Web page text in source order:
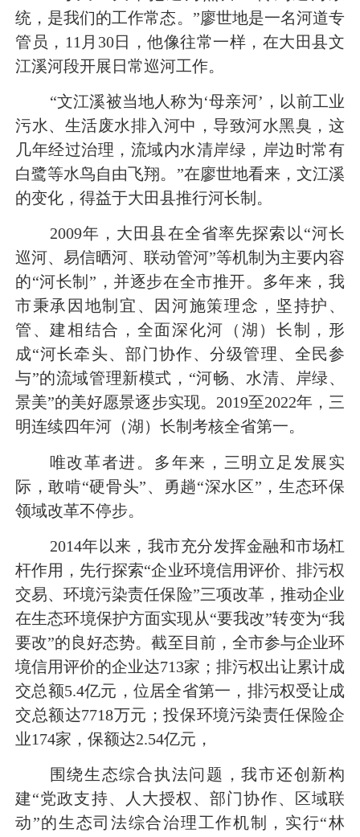
统，是我们的工作常态。”廖世地是一名河道专
管员，11月30日，他像往常一样，在大田县文
江溪河段开展日常巡河工作。
“文江溪被当地人称为‘母亲河’，以前工业
污水、生活废水排入河中，导致河水黑臭，这
几年经过治理，流域内水清岸绿，岸边时常有
白鹭等水鸟自由飞翔。”在廖世地看来，文江溪
的变化，得益于大田县推行河长制。
2009年，大田县在全省率先探索以“河长
巡河、易信晒河、联动管河”等机制为主要内容
的“河长制”，并逐步在全市推开。多年来，我
市秉承因地制宜、因河施策理念，坚持护、
管、建相结合，全面深化河（湖）长制，形
成“河长牵头、部门协作、分级管理、全民参
与”的流域管理新模式，“河畅、水清、岸绿、
景美”的美好愿景逐步实现。2019至2022年，三
明连续四年河（湖）长制考核全省第一。
唯改革者进。多年来，三明立足发展实
际，敢啃“硬骨头”、勇趟“深水区”，生态环保
领域改革不停步。
2014年以来，我市充分发挥金融和市场杠
杆作用，先行探索“企业环境信用评价、排污权
交易、环境污染责任保险”三项改革，推动企业
在生态环境保护方面实现从“要我改”转变为“我
要改”的良好态势。截至目前，全市参与企业环
境信用评价的企业达713家；排污权出让累计成
交总额5.4亿元，位居全省第一，排污权受让成
交总额达7718万元；投保环境污染责任保险企
业174家，保额达2.54亿元，
围绕生态综合执法问题，我市还创新构
建“党政支持、人大授权、部门协作、区域联
动”的生态司法综合治理工作机制，实行“林